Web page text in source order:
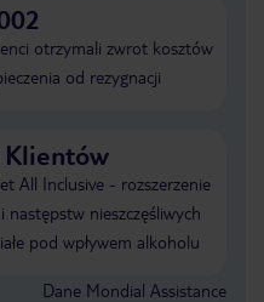
otrzymali zwrot kosztów
od rezygnacji
Klientów
All Inclusive - rozszerzenie
nieszczęśliwych
pod wpływem alkoholu
Dane Mondial Assistance